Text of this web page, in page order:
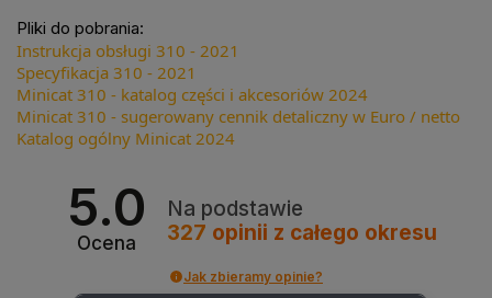
Pliki do pobrania:
Instrukcja obsługi 310 - 2021
Specyfikacja 310 - 2021
Minicat 310 - katalog części i akcesoriów 2024
Minicat 310 - sugerowany cennik detaliczny w Euro / netto
Katalog ogólny Minicat 2024
5.0
Ocena
Na podstawie
327 opinii z całego okresu
Jak zbieramy opinie?